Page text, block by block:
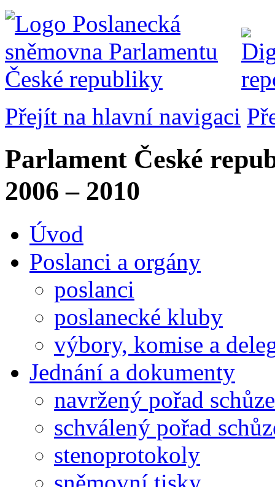
Přejít na hlavní navigaci
Parlament České
2006 – 2010
Úvod
Poslanci a orgány
poslanci
poslanecké kluby
výbory, komise a
Jednání a dokumenty
navržený pořad schůze
schválený pořad
stenoprotokoly